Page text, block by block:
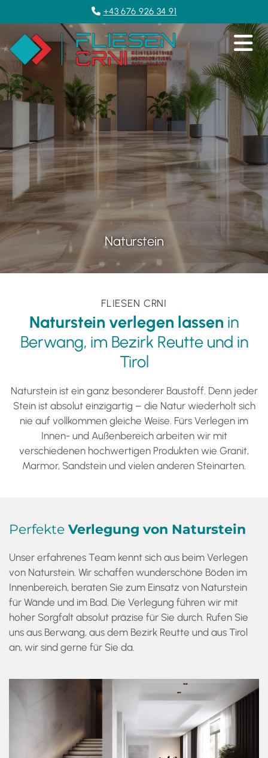
 +43 676 926 34 91
Naturstein
FLIESEN CRNI
Naturstein verlegen lassen in
Berwang, im Bezirk Reutte und in
Tirol
Naturstein ist ein ganz besonderer Baustoff. Denn jeder
Stein ist absolut einzigartig – die Natur wiederholt sich
nie auf vollkommen gleiche Weise. Fürs Verlegen im
Innen- und Außenbereich arbeiten wir mit
verschiedenen hochwertigen Produkten wie Granit,
Marmor, Sandstein und vielen anderen Steinarten.
Perfekte Verlegung von Naturstein
Unser erfahrenes Team kennt sich aus beim Verlegen
von Naturstein. Wir schaffen wunderschöne Böden im
Innenbereich, beraten Sie zum Einsatz von Naturstein
für Wände und im Bad. Die Verlegung führen wir mit
hoher Sorgfalt absolut präzise für Sie durch. Rufen Sie
uns aus Berwang, aus dem Bezirk Reutte und aus Tirol
an, wir sind gerne für Sie da.